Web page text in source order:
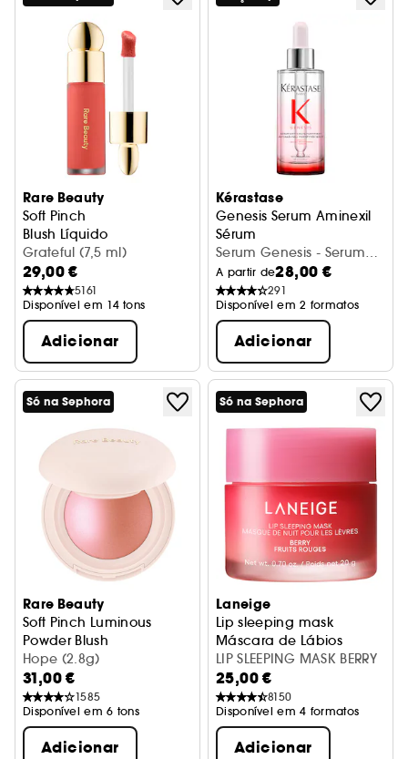
Rare Beauty
Soft Pinch
Blush Líquido
Grateful (7,5 ml)
29,00 €
5161
Disponível em 14 tons
Adicionar
Kérastase
Genesis Serum Aminexil
Sérum
Serum Genesis - Serum
anti-chute fortifiant
A partir de28,00 €
291
Disponível em 2 formatos
Adicionar
Só na Sephora
Rare Beauty
Soft Pinch Luminous
Powder Blush
Blush em pó
Hope (2.8g)
31,00 €
1585
Disponível em 6 tons
Adicionar
Só na Sephora
Laneige
Lip sleeping mask
Máscara de Lábios
LIP SLEEPING MASK BERRY
25,00 €
8150
Disponível em 4 formatos
Adicionar